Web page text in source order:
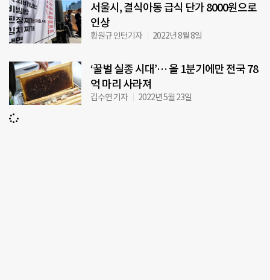
서울시, 결식아동 급식 단가 8000원으로
인상
황원규 인턴기자 2022년 8월 8일
‘꿀벌 실종 시대’… 올 1분기에만 전국 78
억 마리 사라져
김수연 기자 2022년 5월 23일